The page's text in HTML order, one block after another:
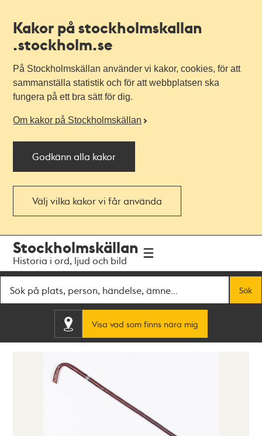
Kakor på stockholmskallan
.stockholm.se
På Stockholmskällan använder vi kakor, cookies, för att
sammanställa statistik och för att webbplatsen ska
fungera på ett bra sätt för dig.
Om kakor på Stockholmskällan
Godkänn alla kakor
Välj vilka kakor vi får använda
navigationen
huvudinnehållet
Stockholmskällan
Historia i ord, ljud och bild
Sök
Visa vad som finns nära mig